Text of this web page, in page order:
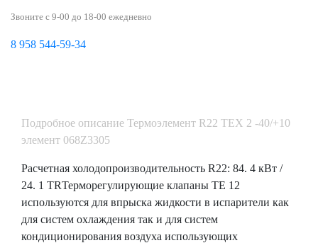
Звоните с 9-00 до 18-00 ежедневно
8 958 544-59-34
Подробное описание Термоэлемент R22 TEX 2 -40/+10
элемент 068Z3305
Расчетная холодопроизводительность R22: 84. 4 кВт /
24. 1 TRТерморегулирующие клапаны TE 12
используются для впрыска жидкости в испарители как
для систем охлаждения так и для систем
кондиционирования воздуха использующих